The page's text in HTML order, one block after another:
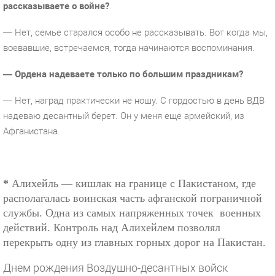
рассказываете о войне?
— Нет, семье старался особо не рассказывать. Вот когда мы,
воевавшие, встречаемся, тогда начинаются воспоминания.
— Ордена надеваете только по большим праздникам?
— Нет, наград практически не ношу. С гордостью в день ВДВ
надеваю десантный берет. Он у меня еще армейский, из
Афганистана.
* Алихейль — кишлак на границе с Пакистаном, где
располагалась воинская часть афганской пограничной
службы. Одна из самых напряженных точек военных
действий. Контроль над Алихейлем позволял
перекрыть одну из главных горных дорог на Пакистан.
Днем рождения Воздушно-десантных войск